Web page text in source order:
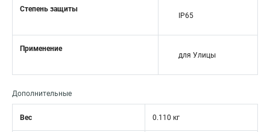
Степень защиты
IP65
Применение
для Улицы
Дополнительные
Вес 0.110 кг